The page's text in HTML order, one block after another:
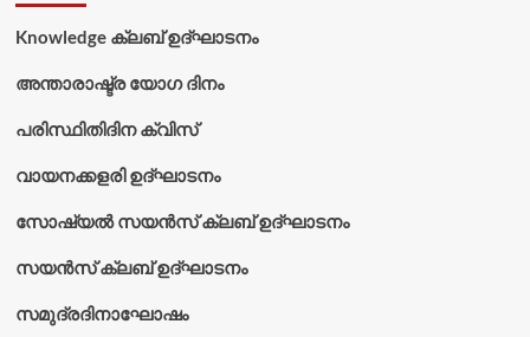
Knowledge ക്ലബ് ഉദ്‌ഘാടനം
അന്താരാഷ്ട്ര യോഗ ദിനം
പരിസ്ഥിതിദിന ക്വിസ്
വായനക്കളരി ഉദ്‌ഘാടനം
സോഷ്യൽ സയൻസ് ക്ലബ് ഉദ്‌ഘാടനം
സയൻസ് ക്ലബ് ഉദ്‌ഘാടനം
സമുദ്രദിനാഘോഷം